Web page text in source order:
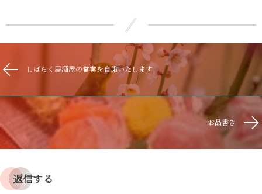
しばらく居酒屋の営業を自粛いたします
お品書き
返信する